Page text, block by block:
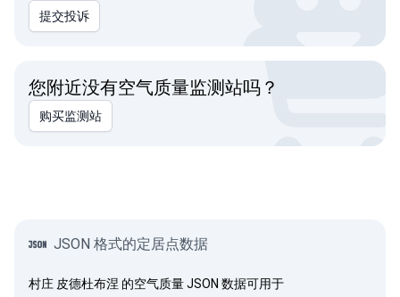
提交投诉
您附近没有空气质量监测站吗？
购买监测站
JSON 格式的定居点数据
村庄 皮德杜布涅 的空气质量 JSON 数据可用于